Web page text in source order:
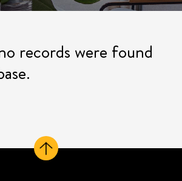
records were found